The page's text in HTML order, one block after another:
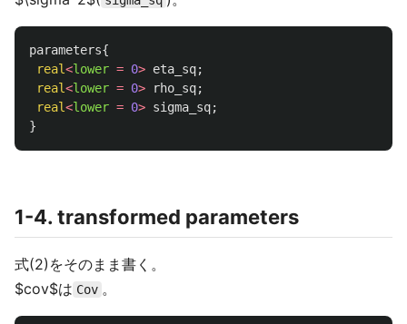
parameters{
real<lower = 0> eta_sq;
real<lower = 0> rho_sq;
real<lower = 0> sigma_sq;
}
1-4. transformed parameters
式(2)をそのまま書く。
$cov$は Cov 。